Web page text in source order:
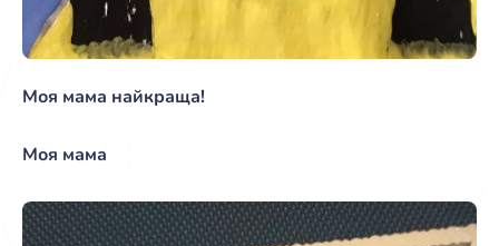
Моя мама найкраща!
Моя мама